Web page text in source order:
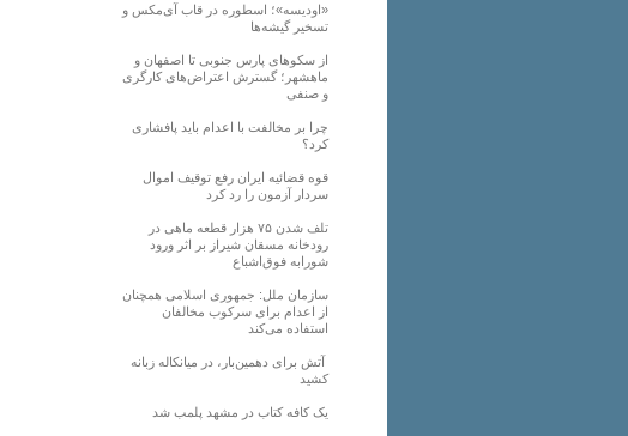
«اودیسه»؛ اسطوره در قاب آی‌مکس و
تسخیر گیشه‌ها
از سکوهای پارس جنوبی تا اصفهان و
ماهشهر؛ گسترش اعتراض‌های کارگری
و صنفی
چرا بر مخالفت با اعدام باید پافشاری
کرد؟
قوه قضائیه ایران رفع توقیف اموال
سردار آزمون را رد کرد
تلف شدن ۷۵ هزار قطعه ماهی در
رودخانه مسقان شیراز بر اثر ورود
شورابه فوق‌اشباع
سازمان ملل: جمهوری اسلامی همچنان
از اعدام برای سرکوب مخالفان
استفاده می‌کند
آتش برای دهمین‌بار، در میانکاله زبانه
کشید
یک کافه کتاب در مشهد پلمب شد